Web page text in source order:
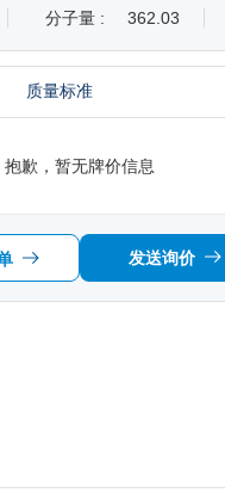
分子量 : 362.03
质量标准
抱歉，暂无牌价信息
发送询价